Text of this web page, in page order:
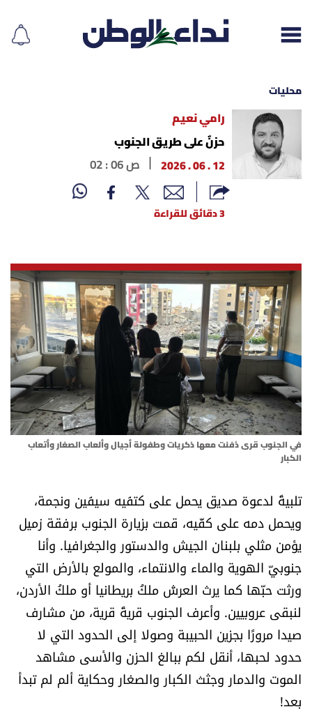
إقرأ الجريدة
لبنان
محليات
أسرار
متفرقات
نداء القرّاء
خاص الموقع
تحت المجهر
آراء
اقتصاد
العالم
الصحافة الإسرائيلية
محليات
رامي نعيم
حزنٌ على طريق الجنوب
12 . 06 . 2026
02 : 06 ص
3 دقائق للقراءة
في الجنوب قرى دُفنت معها ذكريات وطفولة أجيال وألعاب الصغار وأتعاب
الكبار
تلبيةً لدعوة صديق يحمل على كتفَيه سيفَين ونجمة،
ويحمل دمه على كفّيه، قمت بزيارة الجنوب برفقة زميل
يؤمن مثلي بلبنان الجيش والدستور والجغرافيا. وأنا
جنوبيّ الهوية والماء والانتماء، والمولع بالأرض التي
ورثت حبّها كما يرث العرشَ ملكُ بريطانيا أو ملكُ الأردن،
لنبقى عروبيين. وأعرف الجنوب قريةً قرية، من مشارف
صيدا مرورًا بجزين الحبيبة وصولا إلى الحدود التي لا
حدود لحبها، أنقل لكم ببالغ الحزن والأسى مشاهد
الموت والدمار وجثث الكبار والصغار وحكاية ألم لم تبدأ
بعد!